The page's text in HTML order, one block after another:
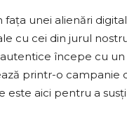
fața unei alienări
cu cei din jurul
începe cu
printr-o
este aici pentru a